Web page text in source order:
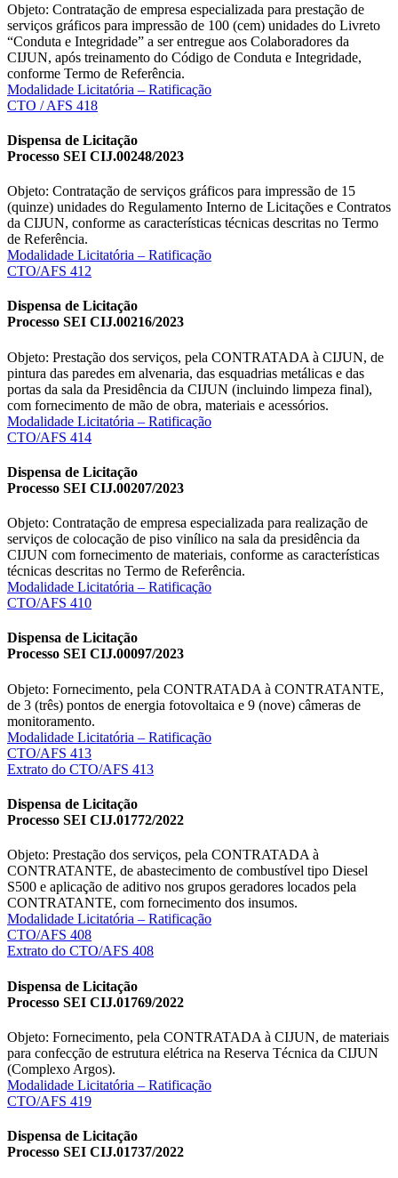
Objeto: Contratação de empresa especializada para prestação de
serviços gráficos para impressão de 100 (cem) unidades do Livreto
“Conduta e Integridade” a ser entregue aos Colaboradores da
CIJUN, após treinamento do Código de Conduta e Integridade,
conforme Termo de Referência.
Modalidade Licitatória – Ratificação
CTO / AFS 418
Dispensa de Licitação
Processo SEI CIJ.00248/2023
Objeto: Contratação de serviços gráficos para impressão de 15
(quinze) unidades do Regulamento Interno de Licitações e Contratos
da CIJUN, conforme as características técnicas descritas no Termo
de Referência.
Modalidade Licitatória – Ratificação
CTO/AFS 412
Dispensa de Licitação
Processo SEI CIJ.00216/2023
Objeto: Prestação dos serviços, pela CONTRATADA à CIJUN, de
pintura das paredes em alvenaria, das esquadrias metálicas e das
portas da sala da Presidência da CIJUN (incluindo limpeza final),
com fornecimento de mão de obra, materiais e acessórios.
Modalidade Licitatória – Ratificação
CTO/AFS 414
Dispensa de Licitação
Processo SEI CIJ.00207/2023
Objeto: Contratação de empresa especializada para realização de
serviços de colocação de piso vinílico na sala da presidência da
CIJUN com fornecimento de materiais, conforme as características
técnicas descritas no Termo de Referência.
Modalidade Licitatória – Ratificação
CTO/AFS 410
Dispensa de Licitação
Processo SEI CIJ.00097/2023
Objeto: Fornecimento, pela CONTRATADA à CONTRATANTE,
de 3 (três) pontos de energia fotovoltaica e 9 (nove) câmeras de
monitoramento.
Modalidade Licitatória – Ratificação
CTO/AFS 413
Extrato do CTO/AFS 413
Dispensa de Licitação
Processo SEI CIJ.01772/2022
Objeto: Prestação dos serviços, pela CONTRATADA à
CONTRATANTE, de abastecimento de combustível tipo Diesel
S500 e aplicação de aditivo nos grupos geradores locados pela
CONTRATANTE, com fornecimento dos insumos.
Modalidade Licitatória – Ratificação
CTO/AFS 408
Extrato do CTO/AFS 408
Dispensa de Licitação
Processo SEI CIJ.01769/2022
Objeto: Fornecimento, pela CONTRATADA à CIJUN, de materiais
para confecção de estrutura elétrica na Reserva Técnica da CIJUN
(Complexo Argos).
Modalidade Licitatória – Ratificação
CTO/AFS 419
Dispensa de Licitação
Processo SEI CIJ.01737/2022